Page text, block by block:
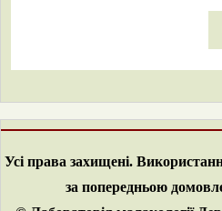
Усі права захищені.
за попередньою